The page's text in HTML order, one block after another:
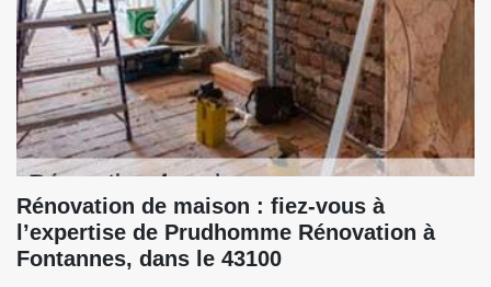
Rénovation de maison : fiez-vous à
l’expertise de Prudhomme Rénovation à
Fontannes, dans le 43100